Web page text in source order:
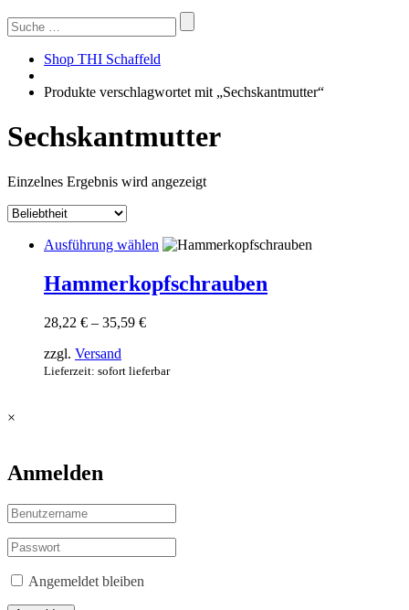
Suchen
nach:
Shop THI Schaffeld
Produkte verschlagwortet mit „Sechskantmutter“
Sechskantmutter
Einzelnes Ergebnis wird angezeigt
Ausführung wählen Dieses
weist
mehrere
können
Hammerkopfschrauben
28,22 € – 35,59 €Preisspanne:
35,59 €
zzgl. Versand
Lieferzeit: sofort lieferbar
×
Anmelden
Angemeldet bleiben